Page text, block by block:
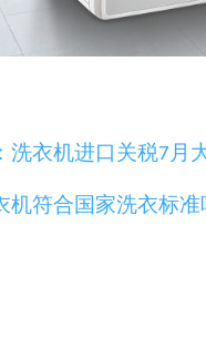
衣机进口关税7月
机符合国家洗衣标准